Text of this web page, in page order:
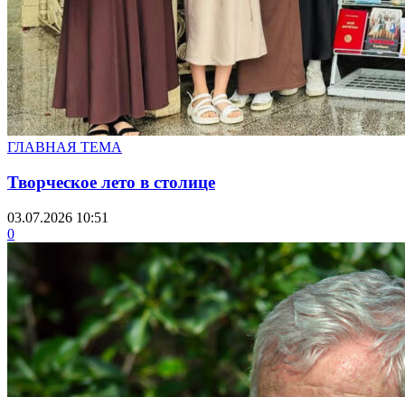
ГЛАВНАЯ ТЕМА
Творческое лето в столице
03.07.2026 10:51
0